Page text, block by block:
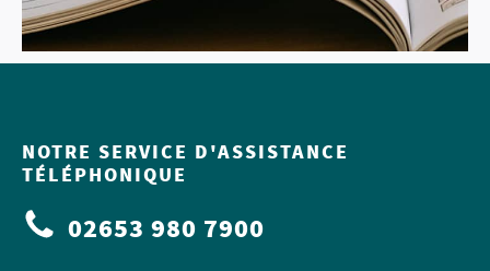
NOTRE SERVICE D'ASSISTANCE
TÉLÉPHONIQUE
02653 980 7900